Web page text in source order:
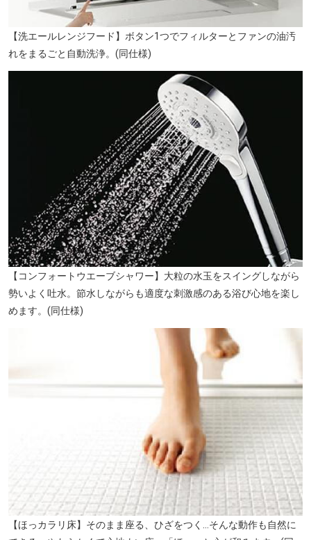
【洗エールレンジフード】ボタン1つでフィルターとファンの油汚
れをまるごと自動洗浄。(同仕様)
【コンフォートウエーブシャワー】大粒の水玉をスイングしながら
勢いよく吐水。節水しながらも適度な刺激感のある浴び心地を楽し
めます。(同仕様)
【ほっカラリ床】そのまま座る、ひざをつく…そんな動作も自然に